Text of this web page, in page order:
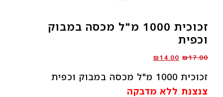
זכוכית 1000 מ"ל מכסה במבוק
וכפית
₪17.00
המחיר
היה:
₪17.00.
₪14.00
הוא:
₪14.00.
זכוכית 1000 מ"ל מכסה במבוק וכפית
צנצנת ללא מדבקה